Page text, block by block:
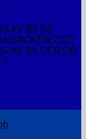
AV BILDE
2027
AV BILDER OG